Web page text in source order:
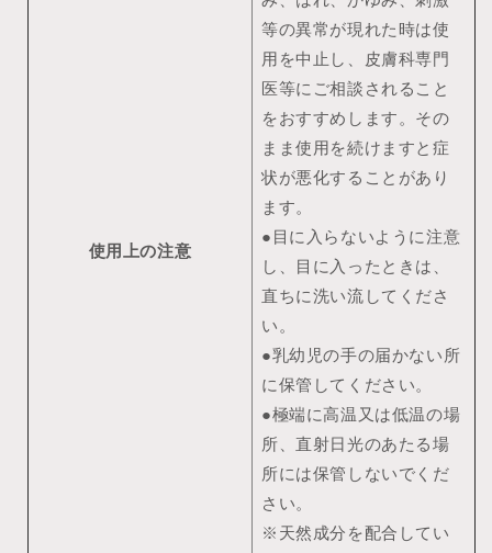
使用上の注意
等の異常が現れた時は使
用を中止し、皮膚科専門
医等にご相談されること
をおすすめします。その
まま使用を続けますと症
状が悪化することがあり
ます。
●目に入らないように注意
し、目に入ったときは、
直ちに洗い流してくださ
い。
●乳幼児の手の届かない所
に保管してください。
●極端に高温又は低温の場
所、直射日光のあたる場
所には保管しないでくだ
さい。
※天然成分を配合してい